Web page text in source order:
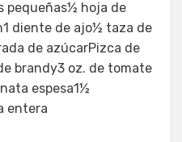
pequeñas½ hoja de
diente de ajo½ taza de
de azúcarPizca de
brandy3 oz. de tomate
espesa1½
entera